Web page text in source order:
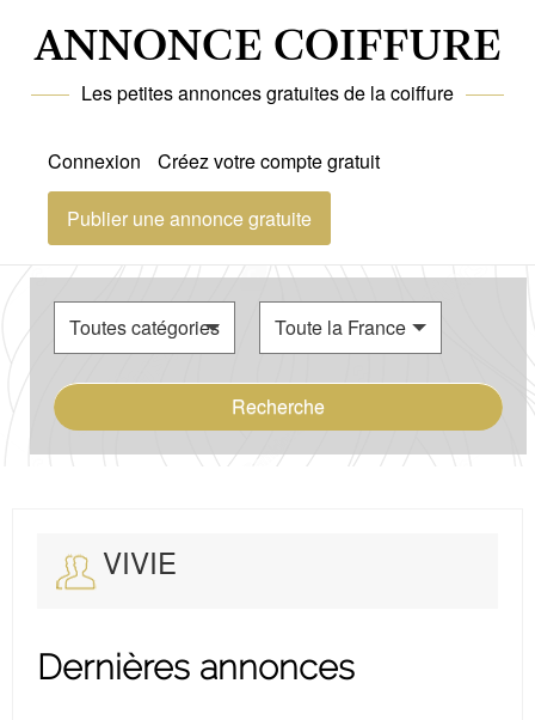
ANNONCE COIFFURE
Les petites annonces gratuites de la coiffure
Connexion Créez votre compte gratuit
Publier une annonce gratuite
Recherche
VIVIE
Dernières annonces